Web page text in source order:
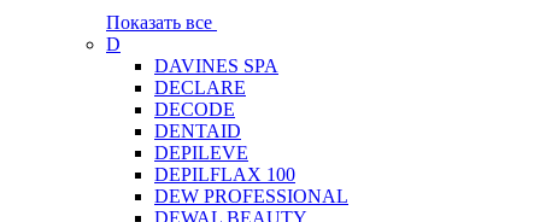
Показать все
D
DAVINES SPA
DECLARE
DECODE
DENTAID
DEPILEVE
DEPILFLAX 100
DEW PROFESSIONAL
DEWAL BEAUTY